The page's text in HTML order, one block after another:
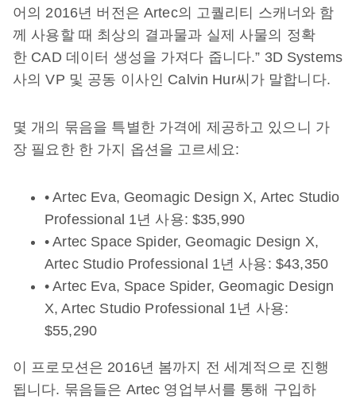
어의 2016년 버전은 Artec의 고퀄리티 스캐너와 함
께 사용할 때 최상의 결과물과 실제 사물의 정확
한 CAD 데이터 생성을 가져다 줍니다.” 3D Systems
사의 VP 및 공동 이사인 Calvin Hur씨가 말합니다.
몇 개의 묶음을 특별한 가격에 제공하고 있으니 가
장 필요한 한 가지 옵션을 고르세요:
• Artec Eva, Geomagic Design X, Artec Studio
Professional 1년 사용: $35,990
• Artec Space Spider, Geomagic Design X,
Artec Studio Professional 1년 사용: $43,350
• Artec Eva, Space Spider, Geomagic Design
X, Artec Studio Professional 1년 사용:
$55,290
이 프로모션은 2016년 봄까지 전 세계적으로 진행
됩니다. 묶음들은 Artec 영업부서를 통해 구입하